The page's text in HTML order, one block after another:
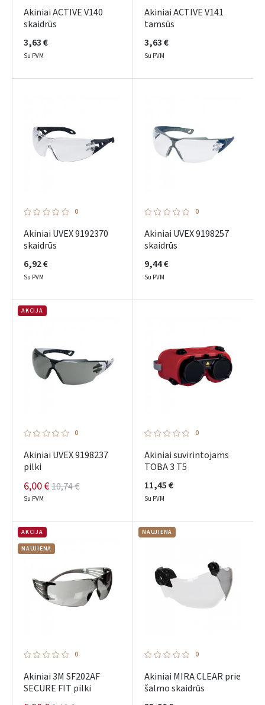
Akiniai ACTIVE V140
skaidrūs
3,63 €
Su PVM
Akiniai ACTIVE V141
tamsūs
3,63 €
Su PVM
0
Akiniai UVEX 9192370
skaidrūs
6,92 €
Su PVM
0
Akiniai UVEX 9198257
skaidrūs
9,44 €
Su PVM
AKCIJA
0
Akiniai UVEX 9198237
pilki
6,00 €10,74 €
Su PVM
0
Akiniai suvirintojams
TOBA 3 T5
11,45 €
Su PVM
AKCIJA
NAUJIENA
0
Akiniai 3M SF202AF
SECURE FIT pilki
NAUJIENA
0
Akiniai MIRA CLEAR prie
šalmo skaidrūs
Prisijungti